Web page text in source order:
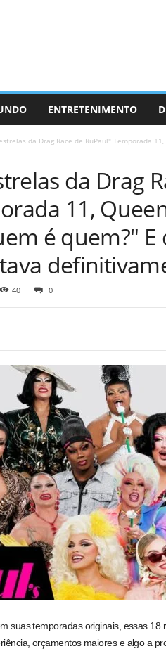
ENTRETENIMENTO
da Drag Race de RuPaul" Temporada 11,
da Drag
11,
é quem?"
40 0
suas temporadas originais, essas
orçamentos maiores e algo a